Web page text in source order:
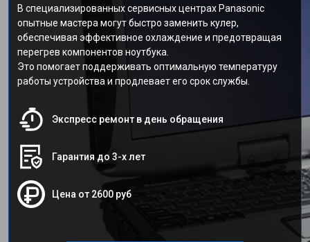
В специализированных сервисных центрах Panasonic
опытные мастера могут быстро заменить кулер,
обеспечивая эффективное охлаждение и предотвращая
перегрев компонентов ноутбука.
Это помогает поддерживать оптимальную температуру
работы устройства и продлевает его срок службы.
Экспресс ремонт в день обращения
Гарантия до 3-х лет
Цена от 2600 руб